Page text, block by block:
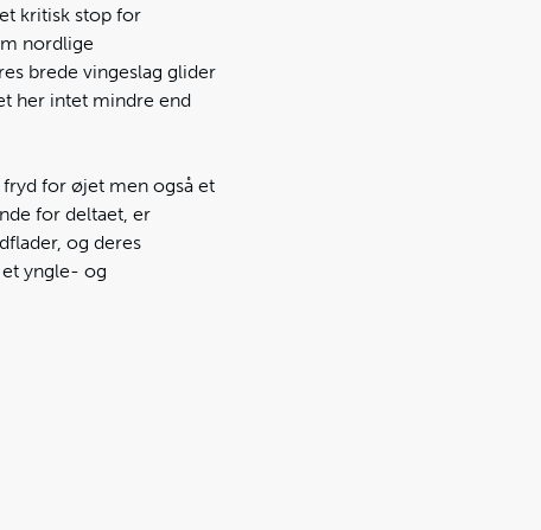
kritisk stop for
nordlige
brede vingeslag glider
her intet mindre end
for øjet men også et
for deltaet, er
og deres
yngle- og